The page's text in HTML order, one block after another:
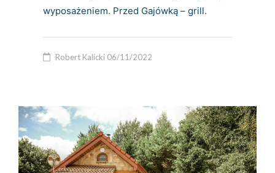
wyposażeniem. Przed Gajówką – grill.
Robert Kalicki 06/11/2022